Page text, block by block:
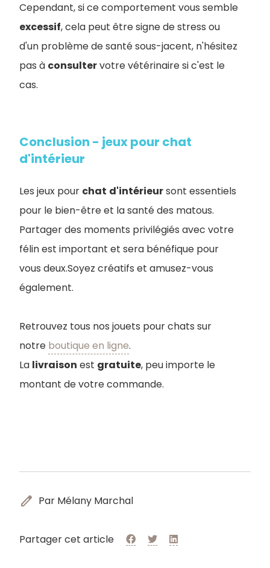
Cependant, si ce comportement vous semble
excessif, cela peut être signe de stress ou
d'un problème de santé sous-jacent, n'hésitez
pas à consultervotre vétérinaire si c'est le
cas.
Conclusion - jeux pour chat
d'intérieur
Les jeux pour chat d'intérieursont essentiels
pour le bien-être et la santé des matous.
Partager des moments privilégiés avec votre
félin est important et sera bénéfique pour
vous deux.Soyez créatifs et amusez-vous
également.
Retrouvez tous nos jouets pour chats sur
notre boutique en ligne.
La livraison est gratuite, peu importe le
montant de votre commande.
edit Par Mélany Marchal
Partager cet article